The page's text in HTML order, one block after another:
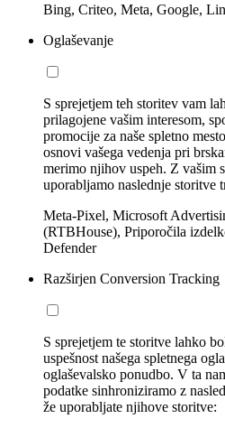
Bing, Criteo, Meta, Google,
Oglaševanje
S sprejetjem teh storitev vam
prilagojene vašim interesom,
promocije za naše spletno
osnovi vašega vedenja pri
merimo njihov uspeh. Z vašim
uporabljamo naslednje storitve
Meta-Pixel, Microsoft
(RTBHouse), Priporočila
Defender
Razširjen Conversion Tracking
S sprejetjem te storitve lahko
uspešnost našega spletnega
oglaševalsko ponudbo. V ta
podatke sinhroniziramo z
že uporabljate njihove storitve: